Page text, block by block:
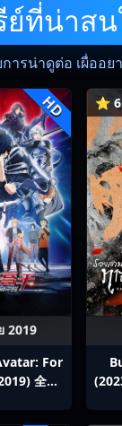
ที่น่าสน
การน่าดูต่อ เผื่อ
HD
2019
For
全职
⭐